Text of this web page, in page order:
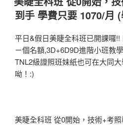
於
到手 學費只要 1070/月
平日&假日美睫全科班已開課囉
ㄧ個名額,3D+6D9D進階小班教
TNL2級證照班妹紙也可在大同
呦！:)
美睫全科班 從0開始，技術+考